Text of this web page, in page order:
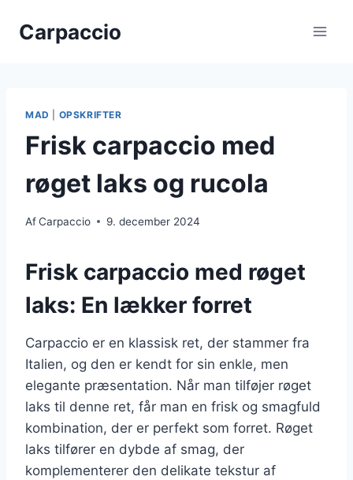
Carpaccio
MAD OPSKRIFTER
Frisk carpaccio med
røget laks og rucola
AfCarpaccio 9. december 2024
Frisk carpaccio med røget
laks: En lækker forret
Carpaccio er en klassisk ret, der stammer fra
Italien, og den er kendt for sin enkle, men
elegante præsentation. Når man tilføjer røget
laks til denne ret, får man en frisk og smagfuld
kombination, der er perfekt som forret. Røget
laks tilfører en dybde af smag, der
komplementerer den delikate tekstur af